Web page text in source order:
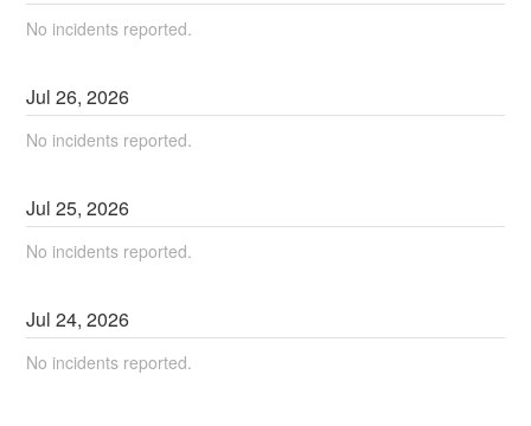
No incidents reported.
Jul26,2026
No incidents reported.
Jul25,2026
No incidents reported.
Jul24,2026
No incidents reported.